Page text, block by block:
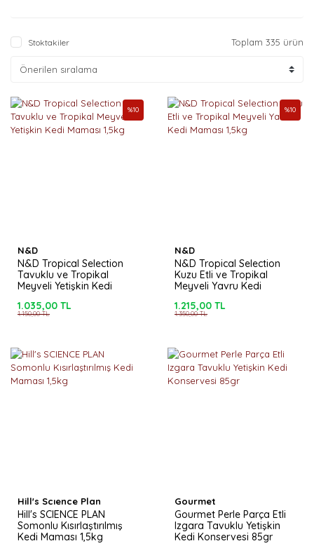
Stoktakiler Toplam 335 ürün
N&D
N&D Tropical Selection
Tavuklu ve Tropikal
Meyveli Yetişkin Kedi
%10
1.035,00 TL
1.150,00 TL
N&D
N&D Tropical Selection
Kuzu Etli ve Tropikal
Meyveli Yavru Kedi
%10
1.215,00 TL
1.350,00 TL
Hill's Scıence Plan
Hill's SCIENCE PLAN
Somonlu Kısırlaştırılmış
Kedi Maması 1,5kg
Gourmet
Gourmet Perle Parça Etli
Izgara Tavuklu Yetişkin
Kedi Konservesi 85gr